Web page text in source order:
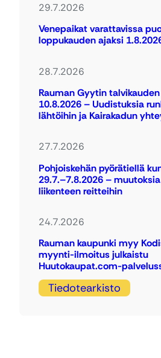
29.7.2026
Venepaikat varattavissa
loppukauden ajaksi
28.7.2026
Rauman Gyytin
10.8.2026 – Uudistuksia
lähtöihin ja Kairakadun
27.7.2026
Pohjoiskehän pyörätiellä
29.7.–7.8.2026 –
liikenteen reitteihin
24.7.2026
Rauman kaupunki myy
myynti-ilmoitus julkaistu
Huutokaupat.com-
Tiedotearkisto